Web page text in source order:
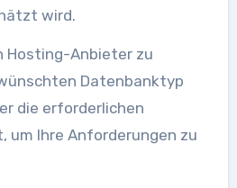
wird.
Hosting-Anbieter zu
Datenbanktyp
die erforderlichen
um Ihre Anforderungen zu